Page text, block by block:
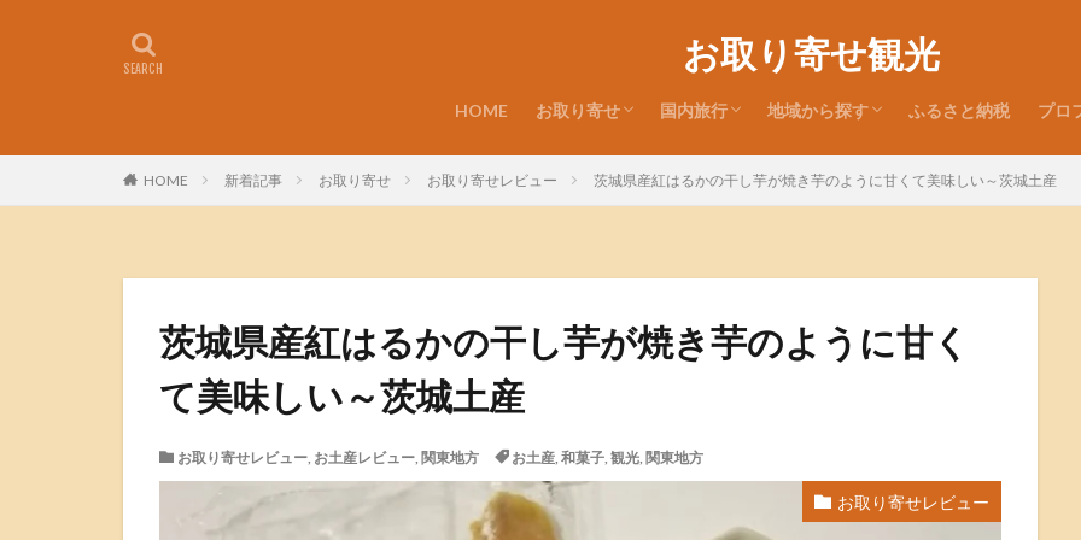
お取り寄せ観光
HOME お取り寄せ
お取り寄せレビュー
お取り寄せ特集
お取り寄せ情報
国内旅行
旅行記
お土産レビュー
地域から探す
北海道
東北地方
関東地方
北陸地方
近畿地方
中国地方
四国地方
九州・沖縄地方
ふるさと納税 プロ
HOME 新着記事 お取り寄せ お取り寄せレビュー 茨城県産紅はるかの干し芋が焼き芋のように甘くて美味しい～茨城土産
茨城県産紅はるかの干し芋が焼き芋のように甘く
て美味しい～茨城土産
お取り寄せレビュー, お土産レビュー, 関東地方 お土産, 和菓子, 観光, 関東地方
お取り寄せレビュー